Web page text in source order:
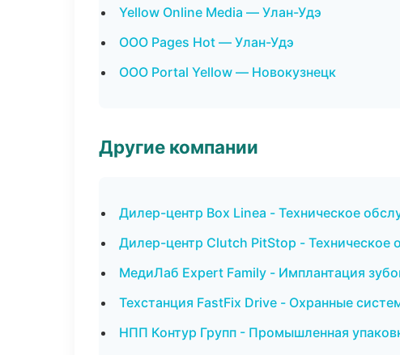
Yellow Online Media — Улан-Удэ
ООО Pages Hot — Улан-Удэ
ООО Portal Yellow — Новокузнецк
Другие компании
Дилер-центр Box Linea - Техническое
Дилер-центр Clutch PitStop - Техническое
МедиЛаб Expert Family - Имплантация
Техстанция FastFix Drive - Охранные
НПП Контур Групп - Промышленная